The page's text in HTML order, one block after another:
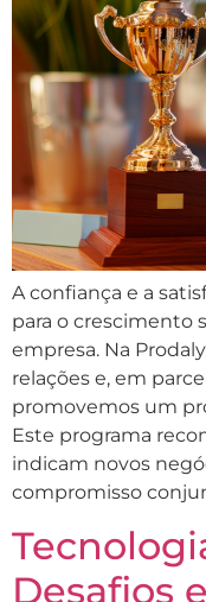
A confiança e a
para o crescimento
empresa. Na
relações e, em
promovemos um
Este programa
indicam novos
compromisso
Desafios